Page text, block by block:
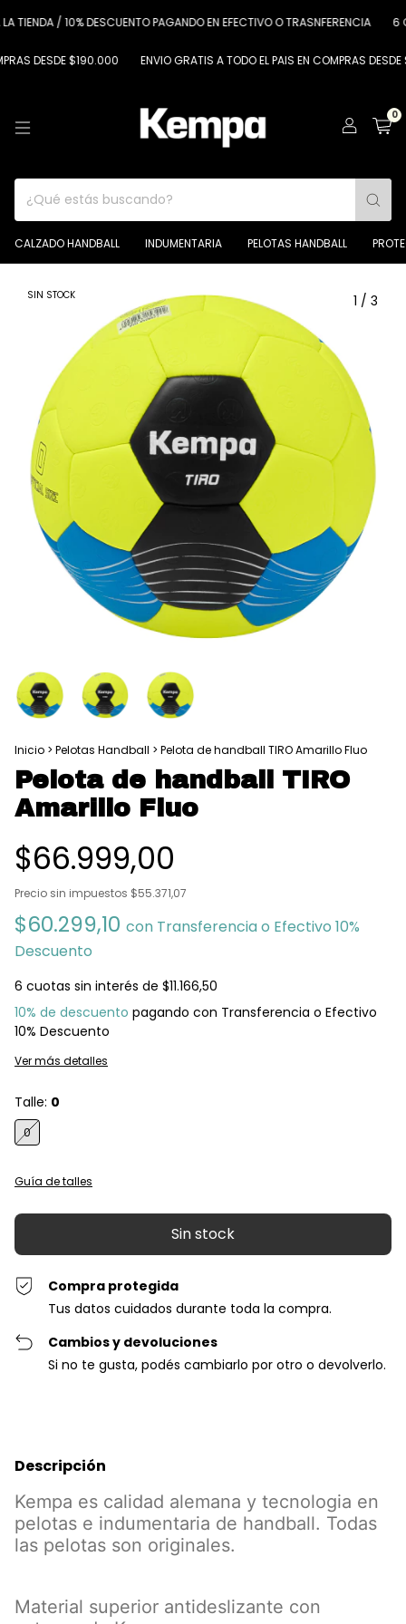
/ 10% DESCUENTO PAGANDO EN EFECTIVO O TRASNFERENCIA 6
DESDE $190.000 ENVIO GRATIS A TODO EL PAIS EN COMPRAS DESDE
0
CALZADO HANDBALL INDUMENTARIA PELOTAS HANDBALL
SIN STOCK 1 / 3
Inicio > Pelotas Handball > Pelota de handball TIRO Amarillo Fluo
Pelota de handball TIRO
Amarillo Fluo
$66.999,00
Precio sin impuestos $55.371,07
$60.299,10 con Transferencia o Efectivo 10%
Descuento
6 cuotas sin interés de $11.166,50
10% de descuento pagando con Transferencia o Efectivo
10% Descuento
Ver más detalles
Talle: 0
0
Guía de talles
Compra protegida
Tus datos cuidados durante toda la compra.
Cambios y devoluciones
Si no te gusta, podés cambiarlo por otro o devolverlo.
Descripción
Kempa es calidad alemana y tecnologia en
pelotas e indumentaria de handball. Todas
las pelotas son originales.
Material superior antideslizante con